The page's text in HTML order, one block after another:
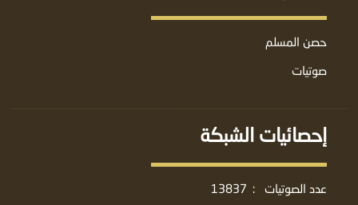
حصن المسلم
صوتيات
إحصائيات الشبكة
عدد الصوتيات :
13837